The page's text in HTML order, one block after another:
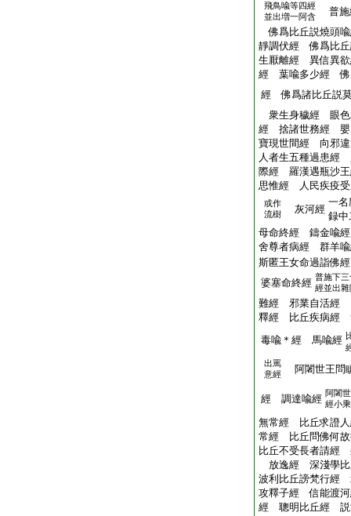
飛鳥喩等四經
並出増一阿含
普施
佛爲比丘説燒頭
靜調伏經 佛爲比
生厭離經 異信異
經 葉喩多少經 佛
經 佛爲諸比丘説
衆生身穢經 眼色
經 捨諸世務經 嬰
寶現世間經 向邪
人者生五種過患
際經 羅漢遇瓶沙
思惟經 人民疾疫
或作
流樹
灰河經
一名
録中
母命終經 鑄金喩
舍尊者病經 群羊
斯匿王女命過詣佛
婆塞命終經 普施下三
經並出雜
難經 邪業自活經
釋經 比丘疾病
毒喩＊經 馬喩經
出罵
意經
阿闍世王問
經 調達喩經 阿闍
經小
無常經 比丘求證
常經 比丘問佛何
比丘不受長者請經
放逸經 深淺學
波利比丘謗梵行經
攻釋子經 信能渡
經 聰明比丘經 説